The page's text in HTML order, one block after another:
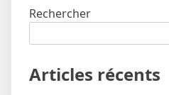
Rechercher
Articles récents